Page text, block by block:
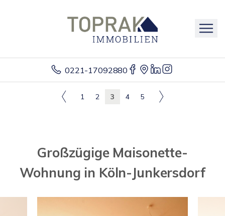
0221-17092880
1 2 3 4 5
Großzügige Maisonette-
Wohnung in Köln-Junkersdorf